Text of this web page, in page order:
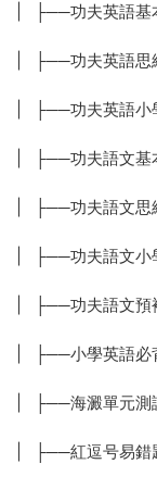
| ├──功夫英語基
| ├──功夫英語思
| ├──功夫英語小
| ├──功夫語文基
| ├──功夫語文思
| ├──功夫語文小
| ├──功夫語文預
| ├──小學英語必
| ├──海澱單元測
| ├──紅逗号易錯